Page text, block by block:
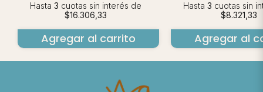
Hasta 3 cuotas sin interés de
$16.306,33
Agregar al carrito
Hasta 3 cuotas sin
$8.321,33
Agregar al